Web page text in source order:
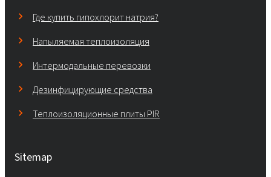
Где купить гипохлорит натрия?
Напыляемая теплоизоляция
Интермодальные перевозки
Дезинфицирующие средства
Теплоизоляционные плиты PIR
Sitemap